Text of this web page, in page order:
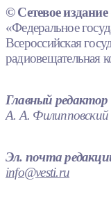
© Сетевое
«Федеральное
Всероссийская
радиовещательная
Главный редактор
А. А. Филипповский
Эл. почта
info@vesti.ru